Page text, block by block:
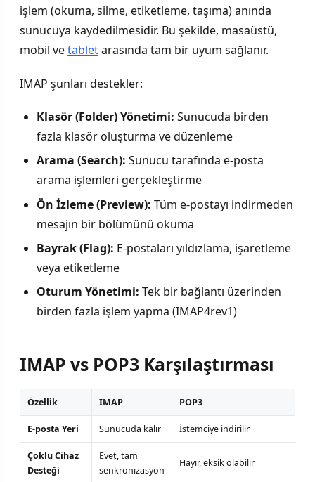
işlem (okuma, silme, etiketleme, taşıma) anında
sunucuya kaydedilmesidir. Bu şekilde, masaüstü,
mobil vetabletarasında tam bir uyum sağlanır.
IMAP şunları destekler:
Klasör (Folder) Yönetimi: Sunucuda birden
fazla klasör oluşturma ve düzenleme
Arama (Search): Sunucu tarafında e-posta
arama işlemleri gerçekleştirme
Ön İzleme (Preview): Tüm e-postayı indirmeden
mesajın bir bölümünü okuma
Bayrak (Flag): E-postaları yıldızlama, işaretleme
veya etiketleme
Oturum Yönetimi: Tek bir bağlantı üzerinden
birden fazla işlem yapma (IMAP4rev1)
IMAP vs POP3 Karşılaştırması
Özellik IMAP POP3
E-posta Yeri Sunucuda kalır İstemciye indirilir
Çoklu Cihaz
Desteği
Evet, tam
senkronizasyon
Hayır, eksik olabilir